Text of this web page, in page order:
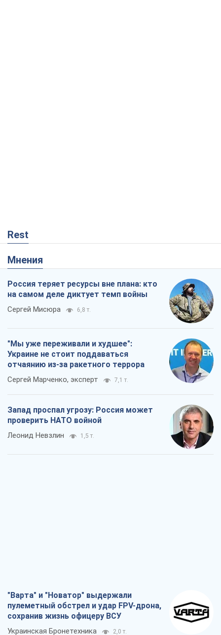
Rest
Мнения
Россия теряет ресурсы вне плана: кто
на самом деле диктует темп войны
Сергей Мисюра 6,8 т.
"Мы уже переживали и худшее":
Украине не стоит поддаваться
отчаянию из-за ракетного террора
Сергей Марченко, эксперт 7,1 т.
Запад проспал угрозу: Россия может
проверить НАТО войной
Леонид Невзлин 1,5 т.
"Варта" и "Новатор" выдержали
пулеметный обстрел и удар FPV-дрона,
сохранив жизнь офицеру ВСУ
Украинская Бронетехника 2,0 т.